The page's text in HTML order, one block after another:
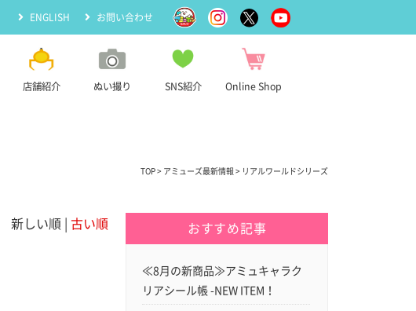
ENGLISH お問い合わせ
店舗紹介 ぬい撮り SNS紹介 Online Shop
TOP > アミューズ最新情報 > リアルワールドシリーズ
新しい順 | 古い順 おすすめ記事
≪8月の新商品≫アミュキャラク
リアシール帳 -NEW ITEM！